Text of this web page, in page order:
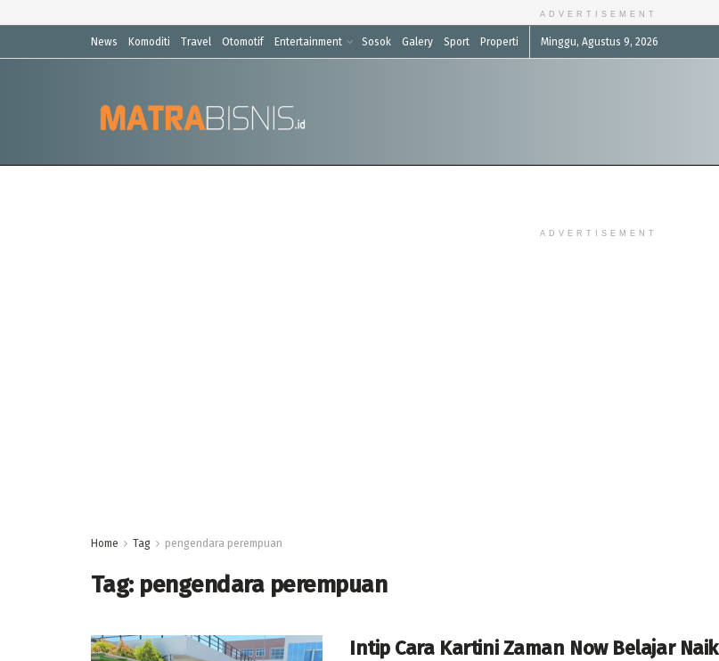
ADVERTISEMENT
News Komoditi Travel Otomotif Entertainment Sosok Galery Sport Properti Minggu, Agustus 9, 2026
ADVERTISEMENT
Home Tag pengendara perempuan
Tag: pengendara perempuan
Intip Cara Kartini Zaman Now Belajar Naik